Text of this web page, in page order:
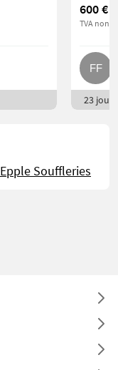
600 €
TVA non
23
Epple Souffleries